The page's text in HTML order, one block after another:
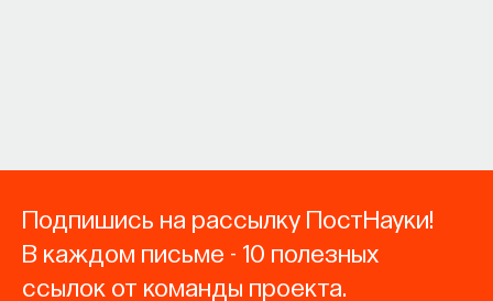
Подпишись на рассылку ПостНауки!
В каждом письме - 10 полезных
ссылок от команды проекта.